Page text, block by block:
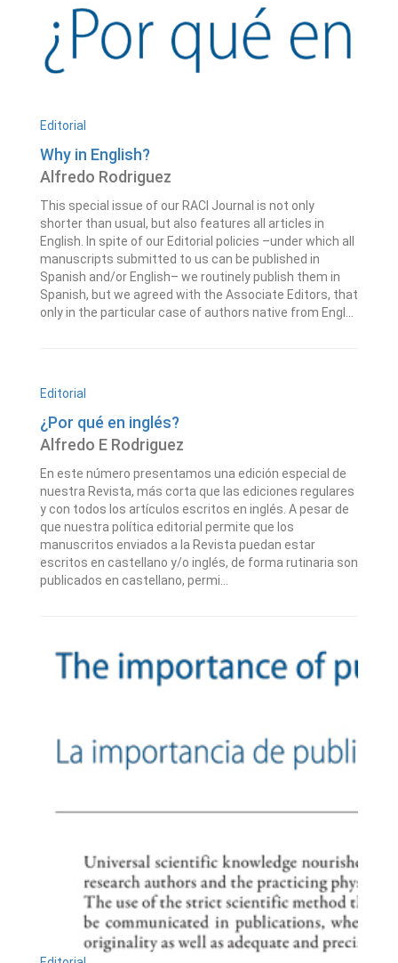
Editorial
Why in English?
Alfredo Rodriguez
This special issue of our RACI Journal is not only
shorter than usual, but also features all articles in
English. In spite of our Editorial policies –under which all
manuscripts submitted to us can be published in
Spanish and/or English– we routinely publish them in
Spanish, but we agreed with the Associate Editors, that
only in the particular case of authors native from Engl...
Editorial
¿Por qué en inglés?
Alfredo E Rodriguez
En este número presentamos una edición especial de
nuestra Revista, más corta que las ediciones regulares
y con todos los artículos escritos en inglés. A pesar de
que nuestra política editorial permite que los
manuscritos enviados a la Revista puedan estar
escritos en castellano y/o inglés, de forma rutinaria son
publicados en castellano, permi...